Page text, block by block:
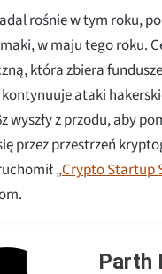
rośnie w tym roku,
w maju tego roku.
która zbiera
ataki
wyszły z przodu, aby
przez przestrzeń
„Crypto Startup
Parth